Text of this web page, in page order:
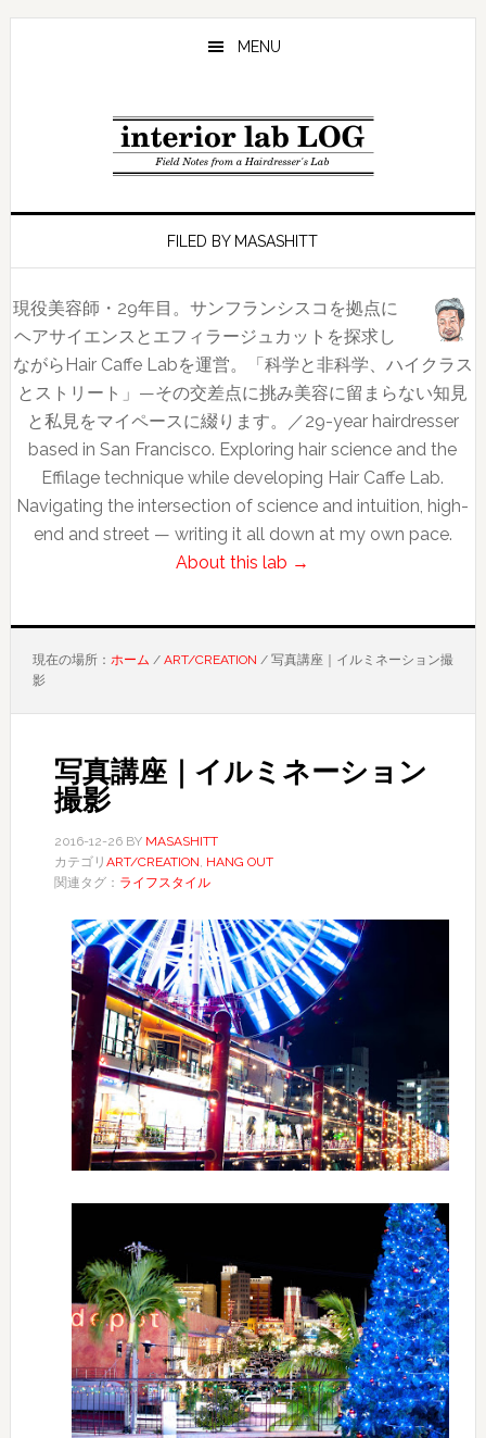
Skip
Skip
Skip
MENU
FILED BY MASASHITT
現役美容師・29年目。サンフランシスコを拠点に
ヘアサイエンスとエフィラージュカットを探求し
ながらHair Caffe Labを運営。「科学と非科学、ハイクラス
とストリート」—その交差点に挑み美容に留まらない知見
と私見をマイペースに綴ります。／29-year hairdresser
based in San Francisco. Exploring hair science and the
Effilage technique while developing Hair Caffe Lab.
Navigating the intersection of science and intuition, high-
end and street — writing it all down at my own pace.
About this lab →
現在の場所： ホーム / ART/CREATION /写真講座｜イルミネーション撮
影
写真講座｜イルミネーション
撮影
2016-12-26BY MASASHITT
カテゴリ ART/CREATION, HANG OUT
関連タグ： ライフスタイル